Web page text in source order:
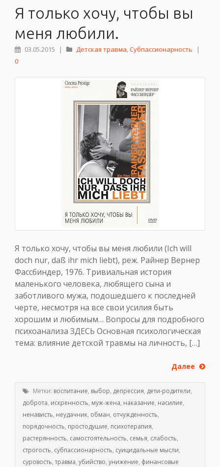
Я только хочу, чтобы вы
меня любили.
03.05.2015 | Детская травма,Субпассионарность
|
0
Я только хочу, чтобы вы меня любили (Ich will
doch nur, daß ihr mich liebt), реж. Райнер Вернер
Фассбиндер, 1976. Тривиальная история
маленького человека, любящего сына и
заботливого мужа, подошедшего к последней
черте, несмотря на все свои усилия быть
хорошим и любимым… Вопросы для подробного
психоанализа ЗДЕСЬ Основная психологическая
тема: влияние детской травмы на личность, […]
Далее
Метки: воспитание, выбор, депрессия, дети-родители,
доброта, искренность, муж-жена, наказание, насилие,
ненависть, неудачник, обман, отчужденность,
порядочность, простодушие, психотерапия,
растерянность, самостоятельность, семья, слабость,
строгость, субпассионарность, суицидальные мысли,
суровость,травма, убийство, унижение, финансовые